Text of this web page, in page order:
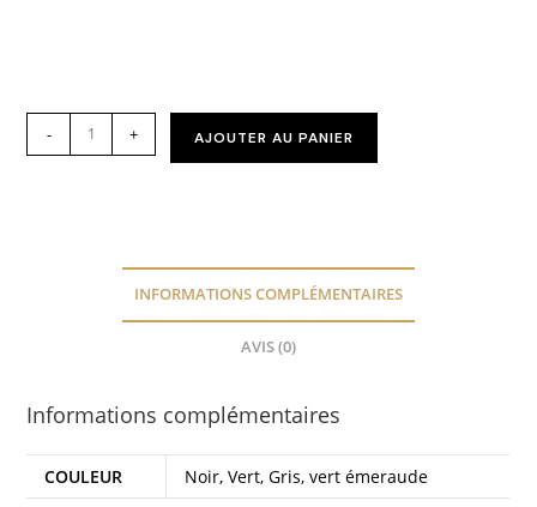
- + AJOUTER AU PANIER
INFORMATIONS COMPLÉMENTAIRES
AVIS (0)
Informations complémentaires
COULEUR Noir, Vert, Gris, vert émeraude